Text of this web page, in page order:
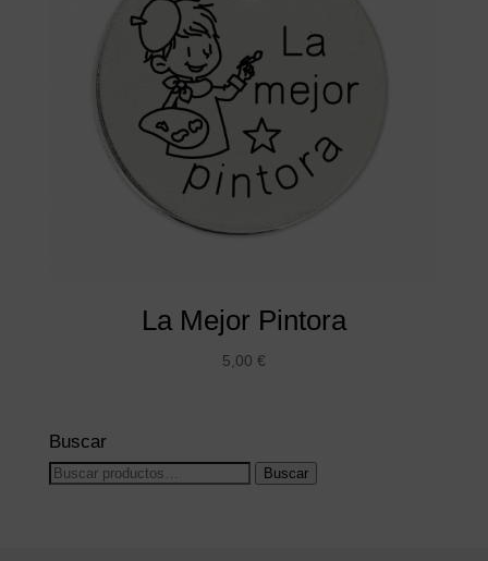
La Mejor Pintora
5,00 €
Buscar
Buscar
Buscar